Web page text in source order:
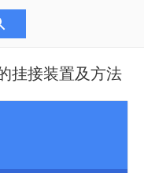
挂接装置及方法